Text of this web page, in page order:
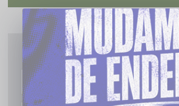
PRODUTO
Cadastre seu email que te avisaremos